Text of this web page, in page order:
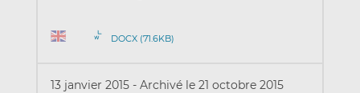
DOCX (71.6KB)
13 janvier 2015 - Archivé le 21 octobre 2015